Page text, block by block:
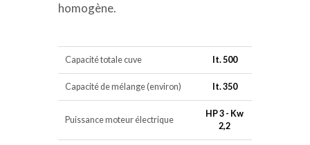
homogène.
Capacité totale cuve lt. 500
Capacité de mélange (environ) lt. 350
Puissance moteur électrique
HP 3 - Kw
2,2